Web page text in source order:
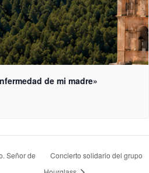
de mi madre»
Señor de
Concierto solidario del grupo